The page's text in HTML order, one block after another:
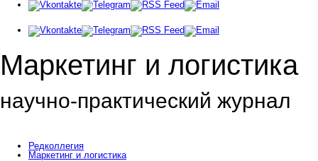
Маркетинг и логистика
научно-практический журнал
Редколлегия
Маркетинг и логистика